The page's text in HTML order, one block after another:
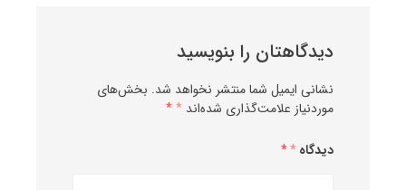
دیدگاهتان را بنویسید
نشانی ایمیل شما منتشر نخواهد شد. بخش‌های
موردنیاز علامت‌گذاری شده‌اند *
دیدگاه*